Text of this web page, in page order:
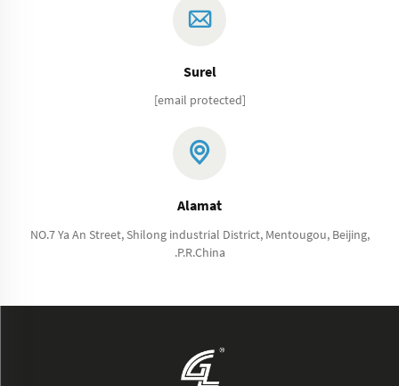
Surel
[email protected]
Alamat
NO.7 Ya An Street, Shilong industrial District, Mentougou, Beijing,
.P.R.China